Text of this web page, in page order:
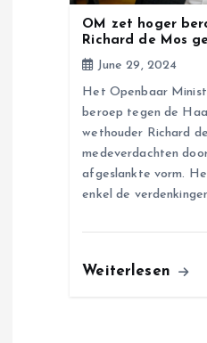
OM zet hoger
Richard de Mos
June 29, 2024
Het Openbaar
beroep tegen de
wethouder Richard
medeverdachten
afgeslankte vorm.
enkel de
Weiterlesen